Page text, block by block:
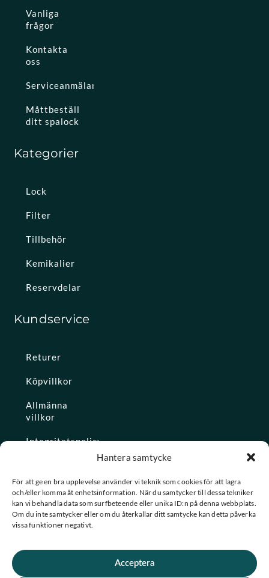
Hantera samtycke
För att ge en bra upplevelse använder vi teknik som cookies för att lagra
och/eller komma åt enhetsinformation. När du samtycker till dessa tekniker
kan vi behandla data som surfbeteende eller unika ID:n på denna webbplats.
Om du inte samtycker eller om du återkallar ditt samtycke kan detta påverka
vissa funktioner negativt.
Acceptera
Vanliga
frågor
Kontakta
oss
Serviceanmälan
Måttbeställ
ditt spalock
Kategorier
Lock
Filter
Tillbehör
Kemikalier
Reservdelar
Kundservice
Returer
Köpvillkor
Allmänna
villkor
Integritetspolicy
Konto